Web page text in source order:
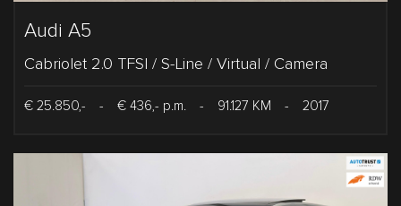
Audi A5
Cabriolet 2.0 TFSI / S-Line / Virtual / Camera
€ 25.850,- - € 436,- p.m. - 91.127 KM - 2017